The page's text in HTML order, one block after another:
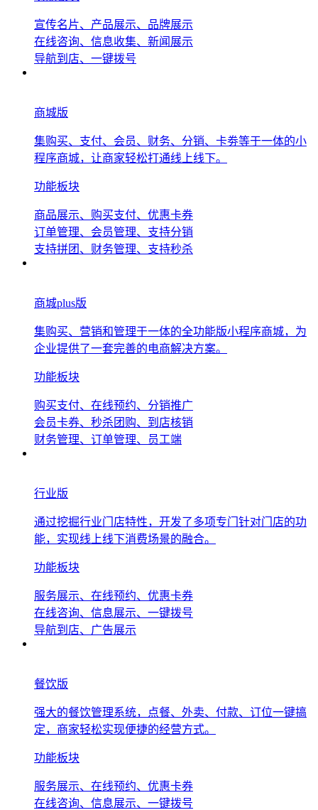
宣传名片、产品展示、品牌展示
在线咨询、信息收集、新闻展示
导航到店、一键拨号
商城版
集购买、支付、会员、财务、分销、卡劵等于一体的小
程序商城，让商家轻松打通线上线下。
功能板块
商品展示、购买支付、优惠卡券
订单管理、会员管理、支持分销
支持拼团、财务管理、支持秒杀
商城plus版
集购买、营销和管理于一体的全功能版小程序商城，为
企业提供了一套完善的电商解决方案。
功能板块
购买支付、在线预约、分销推广
会员卡券、秒杀团购、到店核销
财务管理、订单管理、员工端
行业版
通过挖掘行业门店特性，开发了多项专门针对门店的功
能，实现线上线下消费场景的融合。
功能板块
服务展示、在线预约、优惠卡券
在线咨询、信息展示、一键拨号
导航到店、广告展示
餐饮版
强大的餐饮管理系统，点餐、外卖、付款、订位一键搞
定，商家轻松实现便捷的经营方式。
功能板块
服务展示、在线预约、优惠卡券
在线咨询、信息展示、一键拨号